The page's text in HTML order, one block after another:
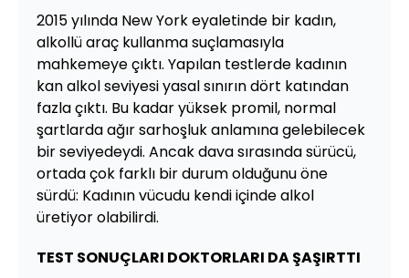
2015 yılında New York eyaletinde bir kadın,
alkollü araç kullanma suçlamasıyla
mahkemeye çıktı. Yapılan testlerde kadının
kan alkol seviyesi yasal sınırın dört katından
fazla çıktı. Bu kadar yüksek promil, normal
şartlarda ağır sarhoşluk anlamına gelebilecek
bir seviyedeydi. Ancak dava sırasında sürücü,
ortada çok farklı bir durum olduğunu öne
sürdü: Kadının vücudu kendi içinde alkol
üretiyor olabilirdi.
TEST SONUÇLARI DOKTORLARI DA ŞAŞIRTTI